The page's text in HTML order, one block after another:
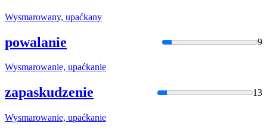
Wysmarowany, upaćkany
powalanie 9
Wysmarowanie, upaćkanie
zapaskudzenie 13
Wysmarowanie, upaćkanie